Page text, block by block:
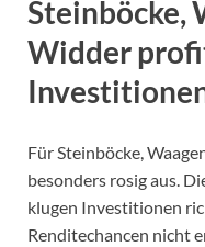
Steinböcke,
Widder
Für Steinböcke,
besonders rosig aus.
klugen Investitionen
Renditechancen nicht